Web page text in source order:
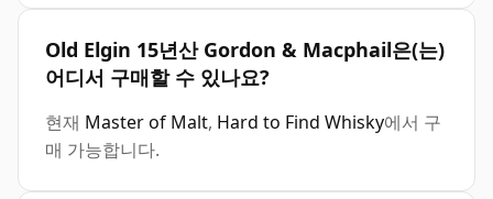
Old Elgin 15년산 Gordon & Macphail은(는)
어디서 구매할 수 있나요?
현재 Master of Malt, Hard to Find Whisky에서 구
매 가능합니다.